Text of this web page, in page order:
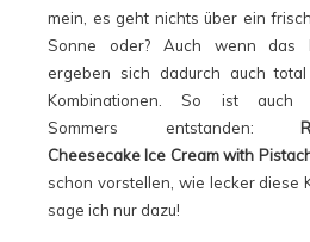
mein, es geht nichts über ein
Sonne oder? Auch wenn das
ergeben sich dadurch auch
Kombinationen. So ist auch
Sommers entstanden:
Cheesecake Ice Cream with
schon vorstellen, wie lecker diese
sage ich nur dazu!